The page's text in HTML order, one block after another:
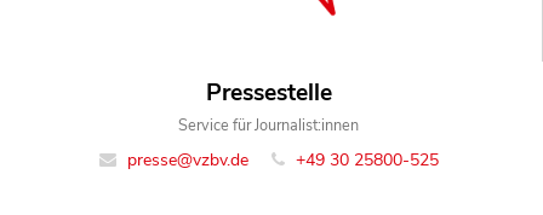
Pressestelle
Service für Journalist:innen
presse@vzbv.de +49 30 25800-525